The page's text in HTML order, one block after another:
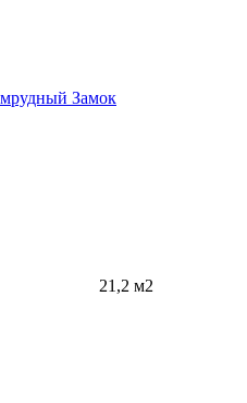
Замок
21,2 м2